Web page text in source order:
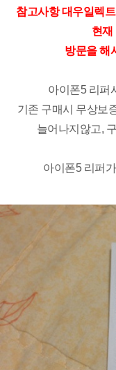
참고사항 대우일렉
현재
방문을 해
아이폰5 리퍼
기존 구매시 무상보
늘어나지않고,
아이폰5 리퍼